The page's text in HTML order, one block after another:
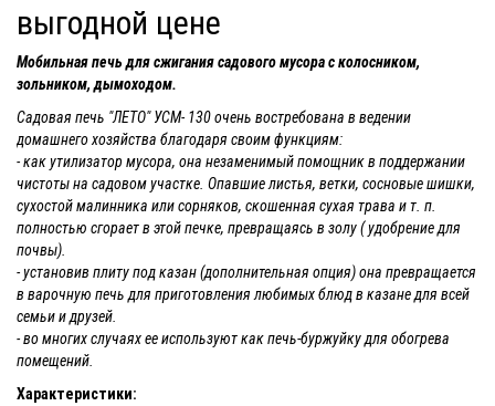
выгодной цене
Мобильная печь для сжигания садового мусора с колосником,
зольником, дымоходом.
Садовая печь "ЛЕТО" УСМ- 130 очень востребована в ведении
домашнего хозяйства благодаря своим функциям:
- как утилизатор мусора, она незаменимый помощник в поддержании
чистоты на садовом участке. Опавшие листья, ветки, сосновые шишки,
сухостой малинника или сорняков, скошенная сухая трава и т. п.
полностью сгорает в этой печке, превращаясь в золу ( удобрение для
почвы).
- установив плиту под казан (дополнительная опция) она превращается
в варочную печь для приготовления любимых блюд в казане для всей
семьи и друзей.
- во многих случаях ее используют как печь-буржуйку для обогрева
помещений.
Характеристики: